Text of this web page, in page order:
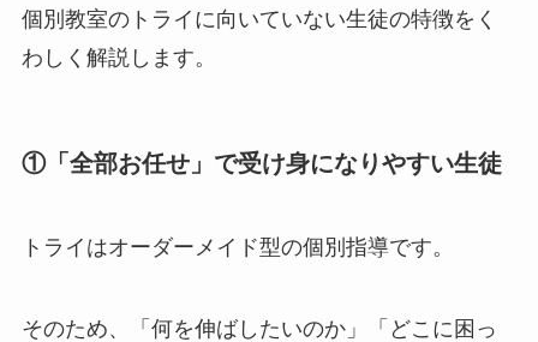
個別教室のトライに向いていない生徒の特徴をく
わしく解説します。
①「全部お任せ」で受け身になりやすい生徒
トライはオーダーメイド型の個別指導です。
そのため、「何を伸ばしたいのか」「どこに困っ